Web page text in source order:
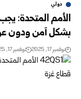
دولي
الأمم المتحدة:
بشكل آمن ودون
نوفمبر 17, 2025 نوفمبر 17, 2025